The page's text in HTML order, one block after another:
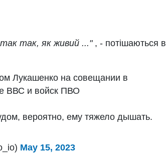
так так, як живий ...", - потішаються в
Лукашенко на совещании в
ВВС и войск ПВО
вероятно, ему тяжело дышать.
May 15, 2023